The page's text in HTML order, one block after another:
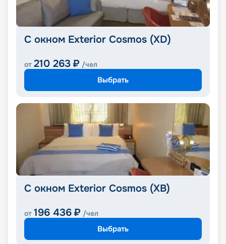
С окном Exterior Cosmos (XD)
от 210 263 ₽ /чел
Выбрать
С окном Exterior Cosmos (XB)
от 196 436 ₽ /чел
Выбрать